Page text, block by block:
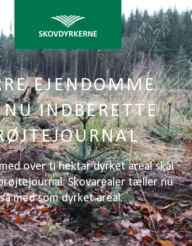
EJENDOMME
NU INDBERETTE
over ti hektar dyrket areal skal
Skovarealer tæller nu
med som dyrket areal.